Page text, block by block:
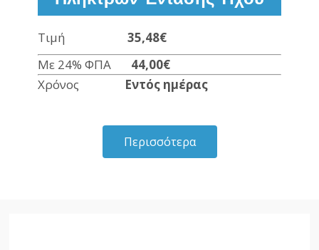
Τιμή 35,48€
Με 24% ΦΠΑ 44,00€
Χρόνος
Εντός ημέρας
Περισσότερα